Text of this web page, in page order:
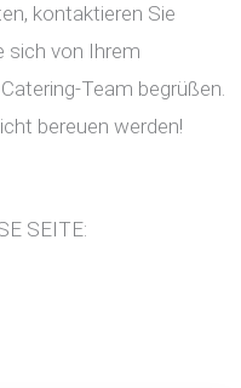
kontaktieren Sie
sich von Ihrem
Team begrüßen.
bereuen werden!
SEITE: